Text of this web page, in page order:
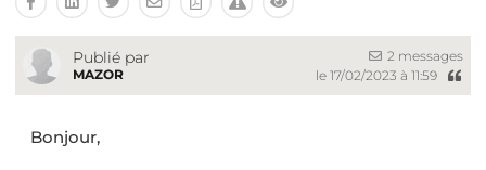
Publié par
MAZOR
2 messages
le 17/02/2023 à 11:59
Bonjour,